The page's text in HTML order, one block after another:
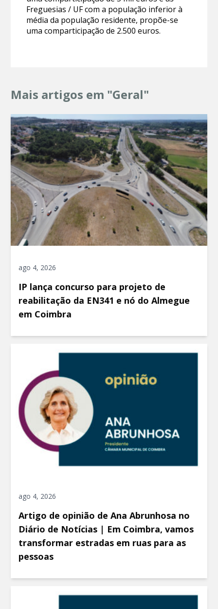
Freguesias / UF com a população inferior à
média da população residente, propõe-se
uma comparticipação de 2.500 euros.
Mais artigos em "Geral"
ago 4, 2026
IP lança concurso para projeto de
reabilitação da EN341 e nó do Almegue
em Coimbra
ago 4, 2026
Artigo de opinião de Ana Abrunhosa no
Diário de Notícias | Em Coimbra, vamos
transformar estradas em ruas para as
pessoas